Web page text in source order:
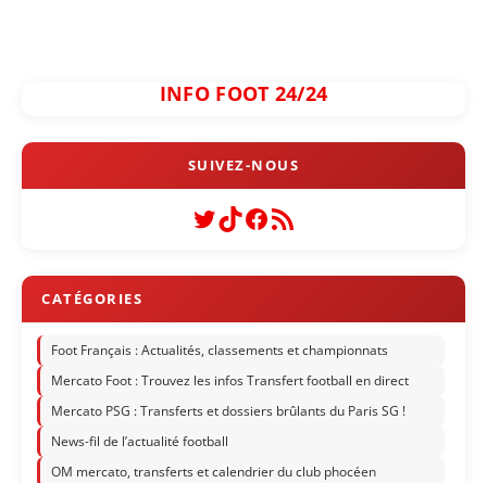
INFO FOOT 24/24
Twitter
TikTok
Facebook
Flux RSS
Foot Français : Actualités, classements et championnats
Mercato Foot : Trouvez les infos Transfert football en direct
Mercato PSG : Transferts et dossiers brûlants du Paris SG !
News-fil de l’actualité football
OM mercato, transferts et calendrier du club phocéen